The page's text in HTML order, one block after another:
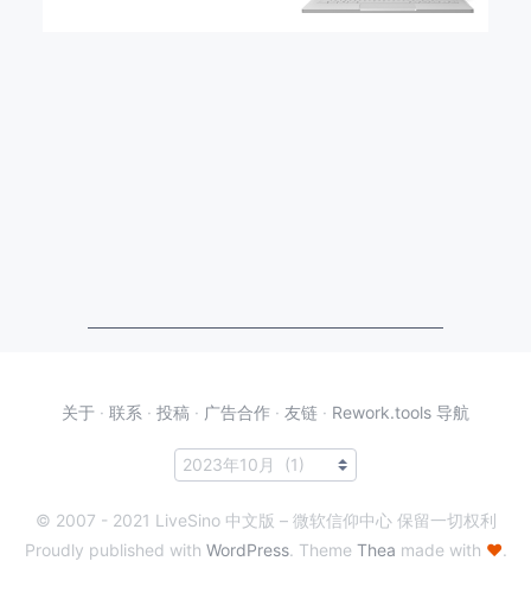
关于 · 联系 · 投稿 · 广告合作 · 友链 · Rework.tools 导航
© 2007 - 2021 LiveSino 中文版 – 微软信仰中心 保留一切权利
Proudly published with WordPress. Theme Thea made with ♥.